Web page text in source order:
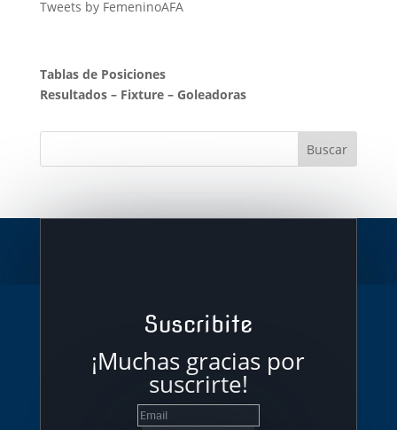
Tweets by FemeninoAFA
Tablas de Posiciones
Resultados– Fixture– Goleadoras
Suscribite
¡Muchas gracias por
suscrirte!